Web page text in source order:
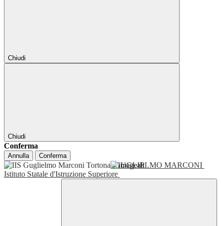
Chiudi
Chiudi
Conferma
Annulla Conferma
GUGLIELMO MARCONI
Istituto Statale d'Istruzione Superiore